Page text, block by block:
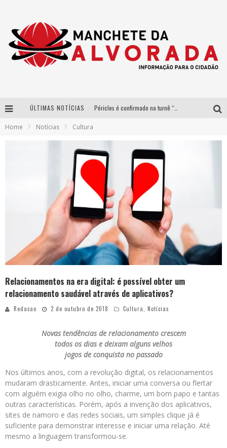
ÚLTIMAS NOTÍCIAS
Home Notícias Cultura
Relacionamentos na era digital: é possível obter um
relacionamento saudável através de aplicativos?
Redacao 2 de outubro de 2018 Cultura Notícias
Novas tendências de relacionamento crescem
todos os dias e deixam alguns velhos
jogos de conquista no passado
Nos últimos anos, com a revolução digital, os relacionamentos
mudaram drasticamente. Antes, iniciar uma conversa ou flertar
com alguém exigia olho no olho, charme, um bom papo e tantas
outras características. Porém, após a invenção dos aplicativos,
sites de namoro e das redes sociais, um simples clique já é
suficiente para demonstrar interesse e iniciar uma relação. Até
mesmo a linguagem transformou-se.